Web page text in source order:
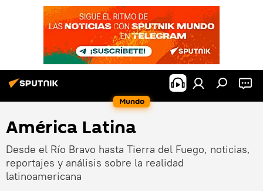
Mundo
América Latina
Desde el Río Bravo hasta Tierra del Fuego, noticias,
reportajes y análisis sobre la realidad
latinoamericana